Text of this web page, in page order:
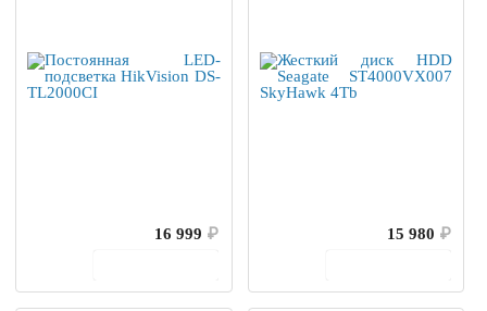
16 999 ₽
15 980 ₽